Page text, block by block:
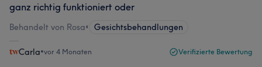
ganz richtig funktioniert oder
Behandelt von Rosa• Gesichtsbehandlungen
Carla•vor 4 Monaten Verifizierte Bewertung